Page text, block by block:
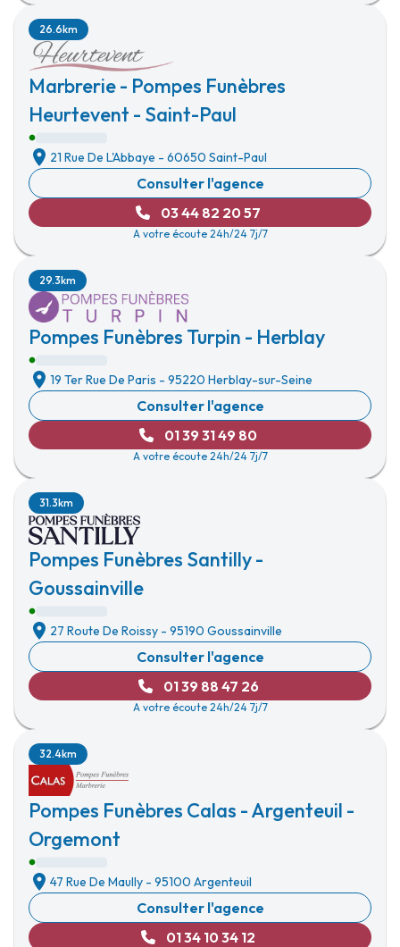
Marbrerie - Pompes Funèbres
Heurtevent - Saint-Paul
26.6km
21 Rue De L'Abbaye - 60650 Saint-Paul
Consulter l'agence
03 44 82 20 57
A votre écoute 24h/24 7j/7
Pompes Funèbres Turpin - Herblay
29.3km
19 Ter Rue De Paris - 95220 Herblay-sur-Seine
Consulter l'agence
01 39 31 49 80
A votre écoute 24h/24 7j/7
Pompes Funèbres Santilly -
Goussainville
31.3km
27 Route De Roissy - 95190 Goussainville
Consulter l'agence
01 39 88 47 26
A votre écoute 24h/24 7j/7
Pompes Funèbres Calas - Argenteuil -
Orgemont
32.4km
47 Rue De Maully - 95100 Argenteuil
Consulter l'agence
01 34 10 34 12